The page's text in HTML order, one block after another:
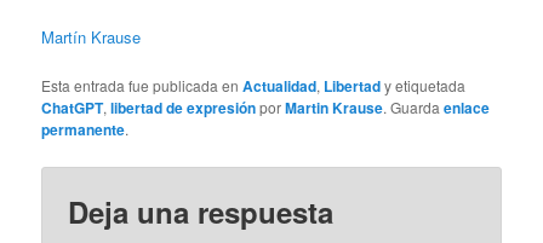
Martín Krause
Esta entrada fue publicada enActualidad, Libertady etiquetada
ChatGPT,libertad de expresiónporMartin Krause. Guardaenlace
permanente.
Deja una respuesta